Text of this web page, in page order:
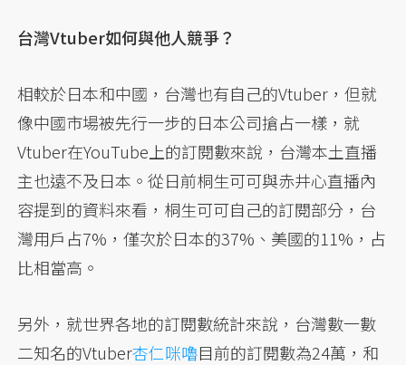
台灣Vtuber如何與他人競爭？
相較於日本和中國，台灣也有自己的Vtuber，但就
像中國市場被先行一步的日本公司搶占一樣，就
Vtuber在YouTube上的訂閱數來說，台灣本土直播
主也遠不及日本。從日前桐生可可與赤井心直播內
容提到的資料來看，桐生可可自己的訂閱部分，台
灣用戶占7%，僅次於日本的37%、美國的11%，占
比相當高。
另外，就世界各地的訂閱數統計來說，台灣數一數
二知名的Vtuber杏仁咪嚕目前的訂閱數為24萬，和